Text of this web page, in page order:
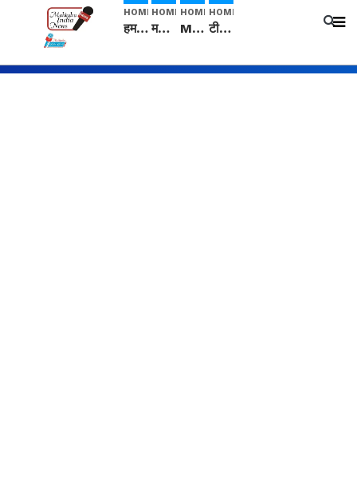
HOME
हम सनातनी..." सांसद kangana Ranaut से क्या बोली लड़की? Viral Jantar-Mantar | CJP protest
HOME
मनीषा हत्याकांड: हत्या, आत्महत्या या कोई बड़ा राज? | Full Story | Josh Haryana
HOME
Mangalsutra: हिंदू धर्म में शादी के बाद मंगलसूत्र क्यों पहनती है महिलाएं, किसने शुरु की ये परंपरा
HOME
टीम बीकेई ने एग्रीकल्चर ग्रेड की यूरिया खाद गट्टों में बदलकर टेक्निकल ग्रेड में बेचने वालों पर करवाई कार्रवाई: लखविंदर सिंह औलख